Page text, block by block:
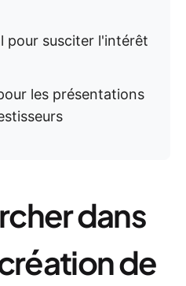
pour susciter l'intérêt
les présentations
dans
de